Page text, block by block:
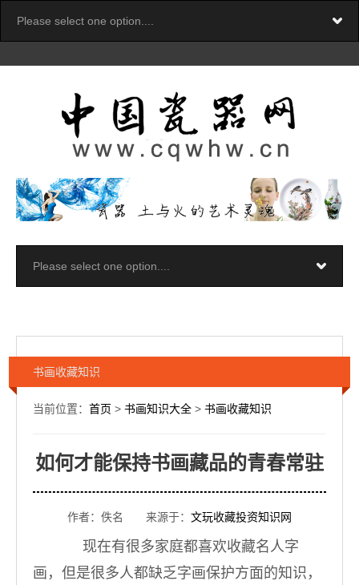
书画收藏知识
当前位置： 首页 > 书画知识大全 > 书画收藏知识
如何才能保持书画藏品的青春常驻
作者：佚名 来源于： 文玩收藏投资知识网
现在有很多家庭都喜欢收藏名人字
画，但是很多人都缺乏字画保护方面的知识，